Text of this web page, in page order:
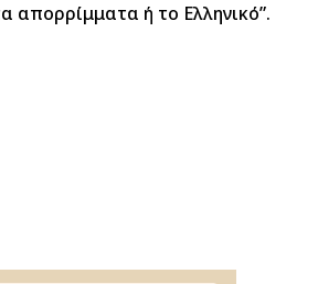
απορρίμματα ή το Ελληνικό”.